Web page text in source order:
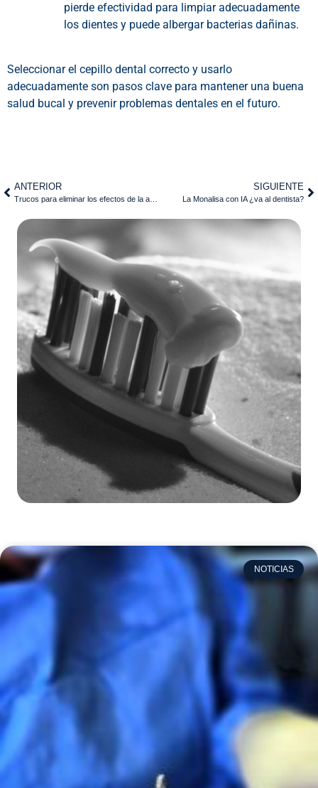
pierde efectividad para limpiar adecuadamente
los dientes y puede albergar bacterias dañinas.
Seleccionar el cepillo dental correcto y usarlo
adecuadamente son pasos clave para mantener una buena
salud bucal y prevenir problemas dentales en el futuro.
ANTERIOR SIGUIENTE
La Monalisa con IA ¿va al dentista?
NOTICIAS